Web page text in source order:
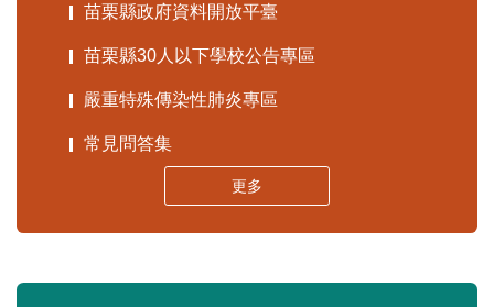
苗栗縣政府資料開放平臺
苗栗縣30人以下學校公告專區
嚴重特殊傳染性肺炎專區
常見問答集
更多